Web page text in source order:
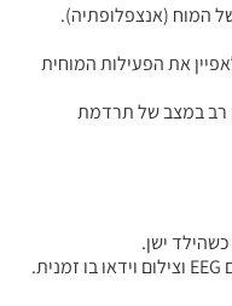
המוח (אנצפלופתיה).
את הפעילות המוחית
רב במצב של תרדמת